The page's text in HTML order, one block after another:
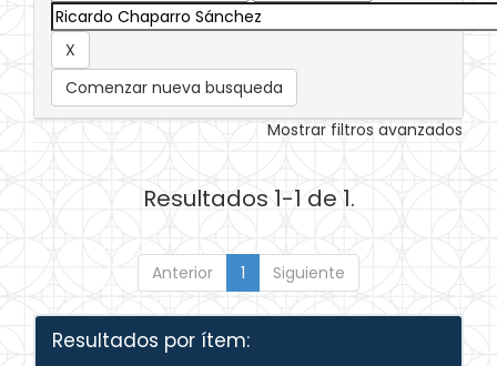
Comenzar nueva busqueda
Mostrar filtros avanzados
Resultados 1-1 de 1.
Anterior 1 Siguiente
Resultados por ítem: